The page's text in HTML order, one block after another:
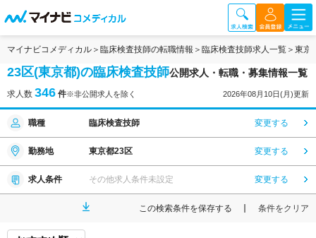
マイナビコメディカル 臨床検査技師の転職情報 臨床検査技師求人一覧 東京
23区(東京都)の臨床検査技師公開求人・転職・募集情報一覧
求人数 346 件※非公開求人を除く 2026年08月10日(月)更新
職種 臨床検査技師 変更する
勤務地 東京都23区 変更する
求人条件 その他求人条件未設定 変更する
この検索条件を保存する 条件をクリア